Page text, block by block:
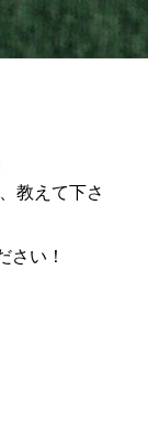
教えて下さ
さい！